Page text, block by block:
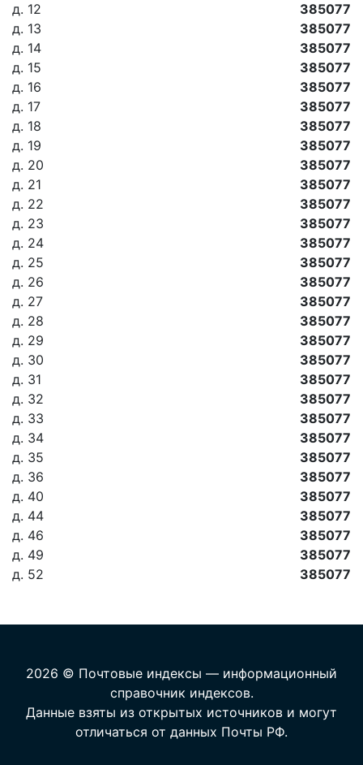
д. 12
385077
д. 13
385077
д. 14
385077
д. 15
385077
д. 16
385077
д. 17
385077
д. 18
385077
д. 19
385077
д. 20
385077
д. 21
385077
д. 22
385077
д. 23
385077
д. 24
385077
д. 25
385077
д. 26
385077
д. 27
385077
д. 28
385077
д. 29
385077
д. 30
385077
д. 31
385077
д. 32
385077
д. 33
385077
д. 34
385077
д. 35
385077
д. 36
385077
д. 40
385077
д. 44
385077
д. 46
385077
д. 49
385077
д. 52
385077
2026 © Почтовые индексы — информационный
справочник индексов.
Данные взяты из открытых источников и могут
отличаться от данных Почты РФ.